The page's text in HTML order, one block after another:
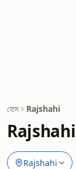
হোম Rajshahi
Rajshahi
Rajshahi